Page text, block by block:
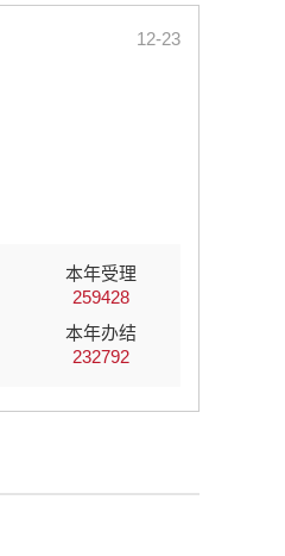
12-23
本年受理
259428
本年办结
232792